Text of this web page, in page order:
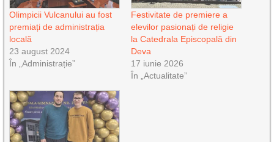
Olimpicii Vulcanului au fost
premiați de administrația
locală
23 august 2024
În „Administrație”
Festivitate de premiere a
elevilor pasionați de religie
la Catedrala Episcopală din
Deva
17 iunie 2026
În „Actualitate”